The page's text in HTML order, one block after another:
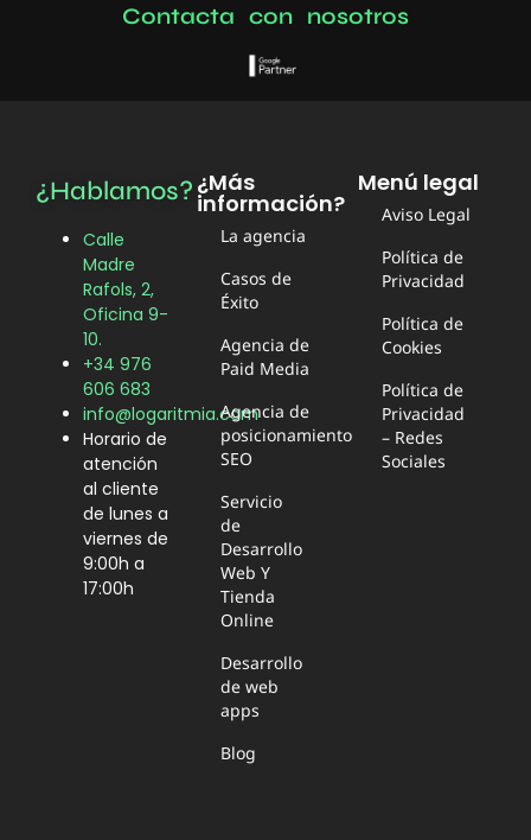
Contacta con nosotros
¿Hablamos?
Calle
Madre
Rafols, 2,
Oficina 9-
10.
+34 976
606 683
info@logaritmia.com
Horario de
atención
al cliente
de lunes a
viernes de
9:00h a
17:00h
¿Más
información?
La agencia
Casos de
Éxito
Agencia de
Paid Media
Agencia de
posicionamiento
SEO
Servicio
de
Desarrollo
Web Y
Tienda
Online
Desarrollo
de web
apps
Blog
Menú legal
Aviso Legal
Política de
Privacidad
Política de
Cookies
Política de
Privacidad
– Redes
Sociales